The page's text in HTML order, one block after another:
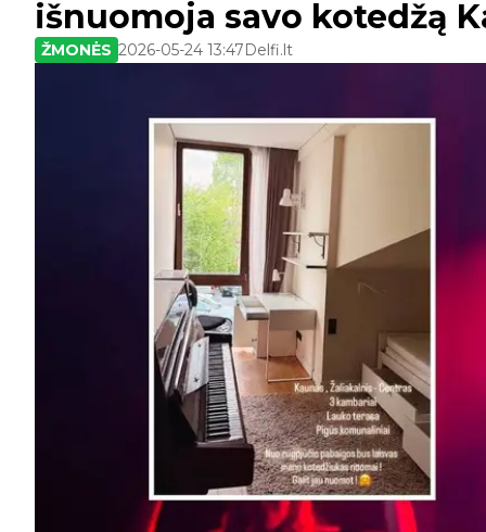
išnuomoja savo kotedžą
ŽMONĖS 2026-05-24 13:47Delfi.lt